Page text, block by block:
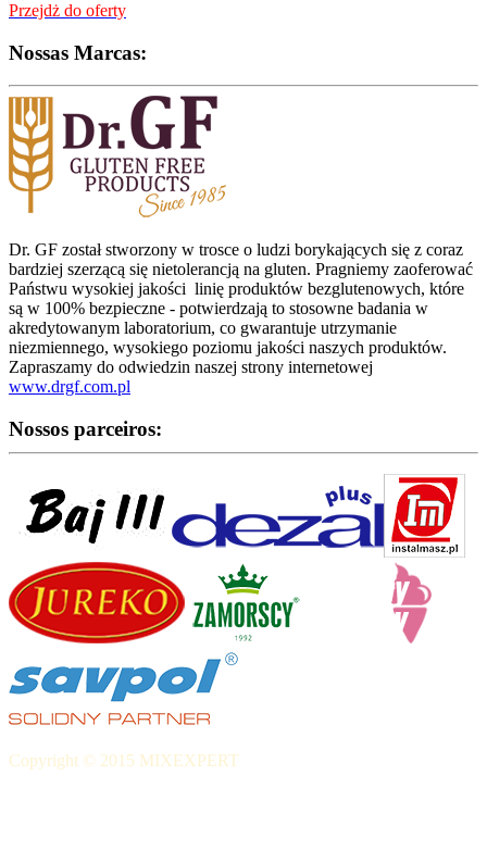
Przejdż do oferty
Nossas Marcas:
Dr. GF został stworzony w trosce o ludzi borykających się z coraz
bardziej szerzącą się nietolerancją na gluten. Pragniemy zaoferować
Państwu wysokiej jakości linię produktów bezglutenowych, które
są w 100% bezpieczne - potwierdzają to stosowne badania w
akredytowanym laboratorium, co gwarantuje utrzymanie
niezmiennego, wysokiego poziomu jakości naszych produktów.
Zapraszamy do odwiedzin naszej strony internetowej
www.drgf.com.pl
Nossos parceiros:
Copyright © 2015 MIXEXPERT